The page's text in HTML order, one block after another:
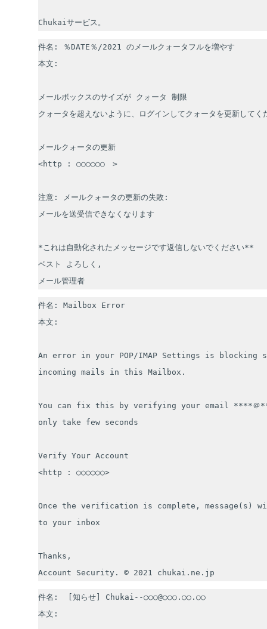
Chukaiサービス。
件名: ％DATE％/2021 のメールクォータフルを増やす
本文:
メールボックスのサイズが クォータ 制限
クォータを超えないように、ログインしてクォータを更新してく
メールクォータの更新
<http : ○○○○○○　>
注意: メールクォータの更新の失敗:
メールを送受信できなくなります
*これは自動化されたメッセージです返信しないでください**
ベスト よろしく,
メール管理者
件名: Mailbox Error
本文:
An error in your POP/IMAP Settings is blocking
incoming mails in this Mailbox.
You can fix this by verifying your email ****
only take few seconds
Verify Your Account
<http : ○○○○○○>
Once the verification is complete, message(s)
to your inbox
Thanks,
Account Security. © 2021 chukai.ne.jp
件名:  [知らせ] Chukai--○○○@○○○.○○.○○
本文: